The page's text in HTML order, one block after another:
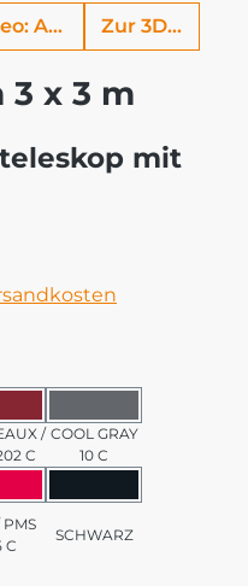
AufbauhilfeZur 3D Ansicht
x 3 m
mit
286 C / PMS 202 C
/
C
COOL GRAY 10 C
COOL GRAY
10 C
3435 C
123 C/ PMS 185 C
PMS
C
SCHWARZ
SCHWARZ